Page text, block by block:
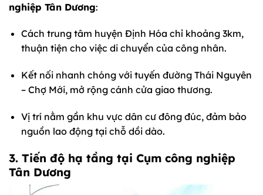
nghiệp Tân Dương:
Cách trung tâm huyện Định Hóa chỉ khoảng 3km,
thuận tiện cho việc di chuyển của công nhân.
Kết nối nhanh chóng với tuyến đường Thái Nguyên
– Chợ Mới, mở rộng cánh cửa giao thương.
Vị trí nằm gần khu vực dân cư đông đúc, đảm bảo
nguồn lao động tại chỗ dồi dào.
3. Tiến độ hạ tầng tại Cụm công nghiệp
Tân Dương